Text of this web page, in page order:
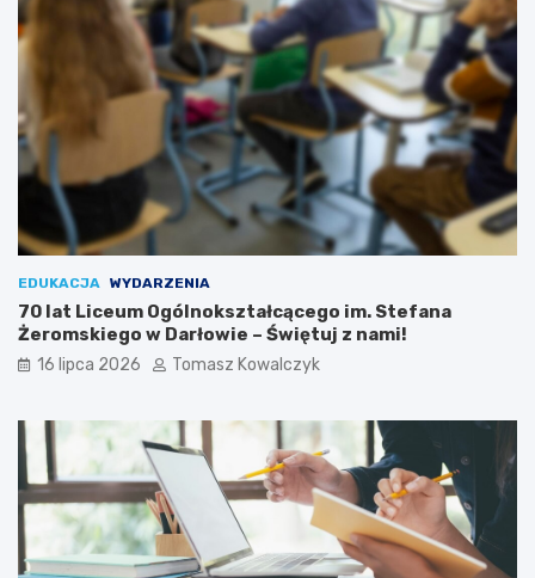
EDUKACJA WYDARZENIA
70 lat Liceum Ogólnokształcącego im. Stefana
Żeromskiego w Darłowie – Świętuj z nami!
16 lipca 2026 Tomasz Kowalczyk